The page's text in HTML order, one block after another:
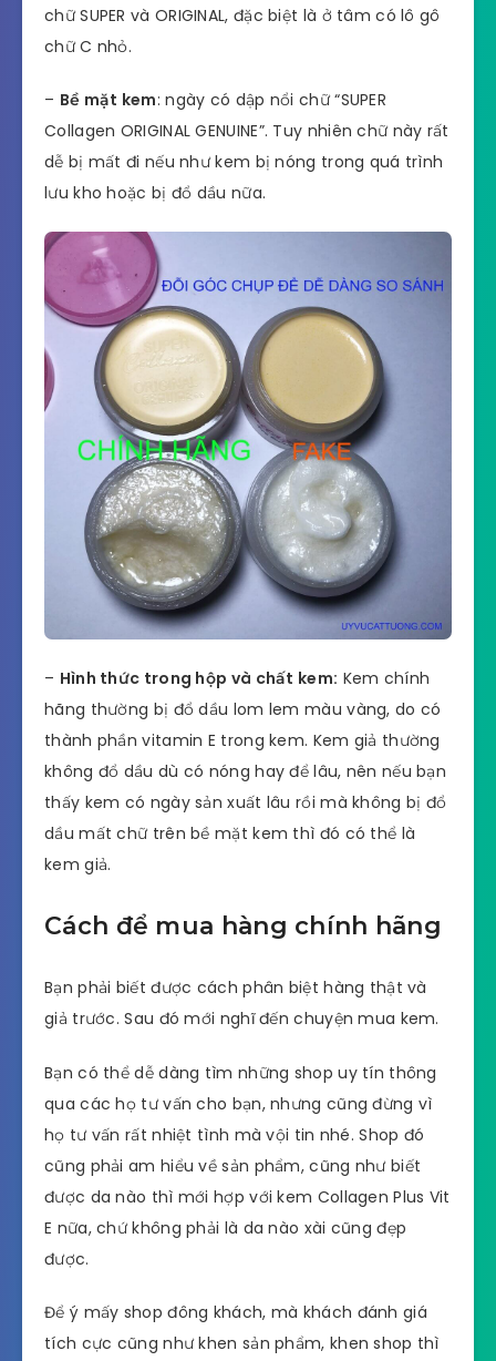
chữ SUPER và ORIGINAL, đặc biệt là ở tâm có lô gô
chữ C nhỏ.
– Bề mặt kem: ngày có dập nổi chữ “SUPER
Collagen ORIGINAL GENUINE”. Tuy nhiên chữ này rất
dễ bị mất đi nếu như kem bị nóng trong quá trình
lưu kho hoặc bị đổ dầu nữa.
– Hình thức trong hộp và chất kem: Kem chính
hãng thường bị đổ dầu lom lem màu vàng, do có
thành phần vitamin E trong kem. Kem giả thường
không đổ dầu dù có nóng hay để lâu, nên nếu bạn
thấy kem có ngày sản xuất lâu rồi mà không bị đổ
dầu mất chữ trên bề mặt kem thì đó có thể là
kem giả.
Cách để mua hàng chính hãng
Bạn phải biết được cách phân biệt hàng thật và
giả trước. Sau đó mới nghĩ đến chuyện mua kem.
Bạn có thể dễ dàng tìm những shop uy tín thông
qua các họ tư vấn cho bạn, nhưng cũng đừng vì
họ tư vấn rất nhiệt tình mà vội tin nhé. Shop đó
cũng phải am hiểu về sản phẩm, cũng như biết
được da nào thì mới hợp với kem Collagen Plus Vit
E nữa, chứ không phải là da nào xài cũng đẹp
được.
Để ý mấy shop đông khách, mà khách đánh giá
tích cực cũng như khen sản phẩm, khen shop thì